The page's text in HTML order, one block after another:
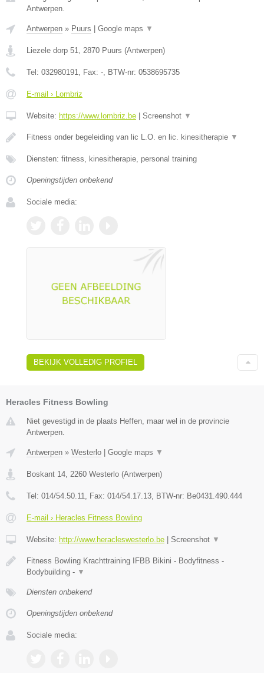
Antwerpen.
Antwerpen » Puurs | Google maps ▼
Liezele dorp 51 2870 Puurs (Antwerpen)
Tel: 032980191 , Fax: - , BTW-nr: 0538695735
E-mail › Lombriz
Website: https://www.lombriz.be | Screenshot ▼
Fitness onder begeleiding van lic L.O. en lic. kinesitherapie ▼
Diensten: fitness, kinesitherapie, personal training
Openingstijden onbekend
Sociale media:
BEKIJK VOLLEDIG PROFIEL
Heracles Fitness Bowling
Niet gevestigd in de plaats Heffen, maar wel in de provincie
Antwerpen.
Antwerpen » Westerlo Google maps ▼
Boskant 14, 2260 Westerlo (Antwerpen)
Tel: 014/54.50.11, Fax: 014/54.17.13, BTW-nr: Be0431.490.444
E-mail › Heracles Fitness Bowling
Website: http://www.heracleswesterlo.be Screenshot ▼
Fitness Bowling Krachttraining IFBB Bikini - Bodyfitness -
Bodybuilding - ▼
Diensten onbekend
Openingstijden onbekend
Sociale media: